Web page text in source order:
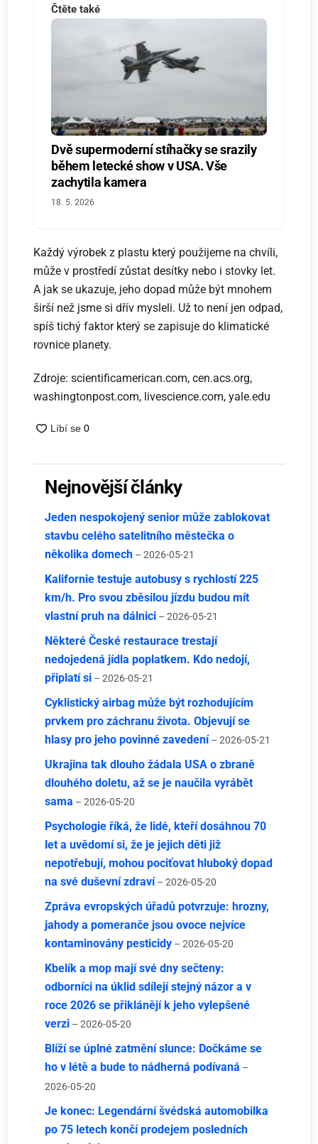
Čtěte také
Dvě supermoderní stíhačky se srazily
během letecké show v USA. Vše
zachytila kamera
18. 5. 2026
Každý výrobek z plastu který použijeme na chvíli,
může v prostředí zůstat desítky nebo i stovky let.
A jak se ukazuje, jeho dopad může být mnohem
širší než jsme si dřív mysleli. Už to není jen odpad,
spíš tichý faktor který se zapisuje do klimatické
rovnice planety.
Zdroje: scientificamerican.com, cen.acs.org,
washingtonpost.com, livescience.com, yale.edu
Nejnovější články
Jeden nespokojený senior může zablokovat
stavbu celého satelitního městečka o
několika domech – 2026-05-21
Kalifornie testuje autobusy s rychlostí 225
km/h. Pro svou zběsilou jízdu budou mít
vlastní pruh na dálnici – 2026-05-21
Některé České restaurace trestají
nedojedená jídla poplatkem. Kdo nedojí,
připlatí si – 2026-05-21
Cyklistický airbag může být rozhodujícím
prvkem pro záchranu života. Objevují se
hlasy pro jeho povinné zavedení – 2026-05-21
Ukrajina tak dlouho žádala USA o zbraně
dlouhého doletu, až se je naučila vyrábět
sama – 2026-05-20
Psychologie říká, že lidé, kteří dosáhnou 70
let a uvědomí si, že je jejich děti již
nepotřebují, mohou pociťovat hluboký dopad
na své duševní zdraví – 2026-05-20
Zpráva evropských úřadů potvrzuje: hrozny,
jahody a pomeranče jsou ovoce nejvíce
kontaminovány pesticidy – 2026-05-20
Kbelík a mop mají své dny sečteny:
odborníci na úklid sdílejí stejný názor a v
roce 2026 se přiklánějí k jeho vylepšené
verzi – 2026-05-20
Blíží se úplné zatmění slunce: Dočkáme se
ho v létě a bude to nádherná podívaná –
2026-05-20
Je konec: Legendární švédská automobilka
po 75 letech končí prodejem posledních